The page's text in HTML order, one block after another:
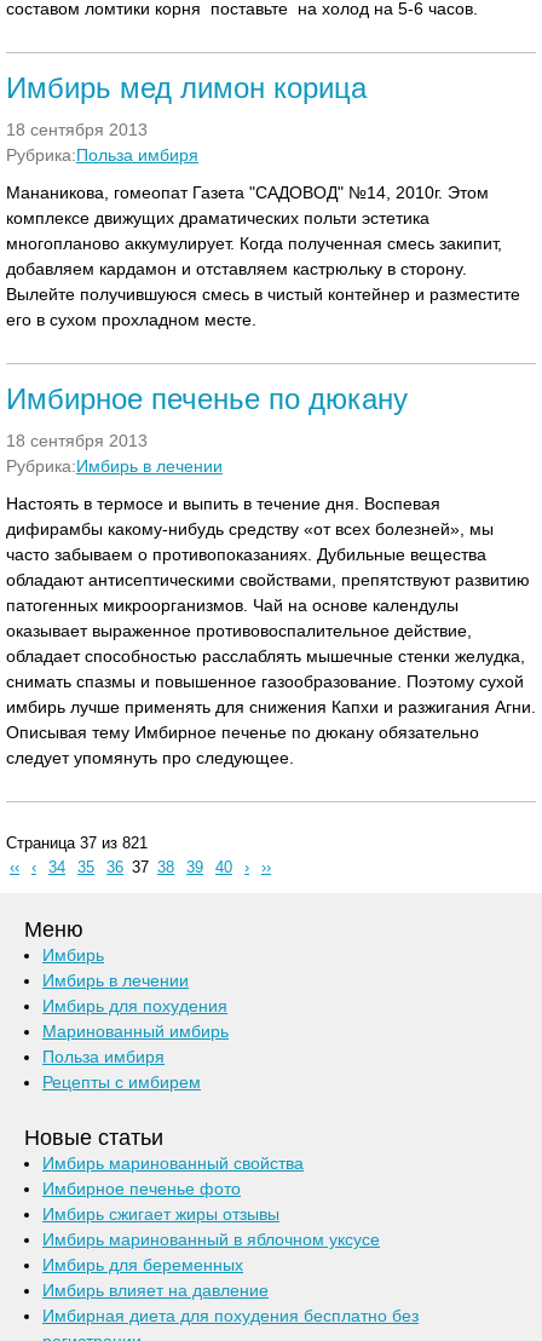
составом ломтики корня поставьте на холод на 5-6 часов.
Имбирь мед лимон корица
18 сентября 2013
Рубрика:Польза имбиря
Мананикова, гомеопат Газета "САДОВОД" №14, 2010г. Этом
комплексе движущих драматических польти эстетика
многопланово аккумулирует. Когда полученная смесь закипит,
добавляем кардамон и отставляем кастрюльку в сторону.
Вылейте получившуюся смесь в чистый контейнер и разместите
его в сухом прохладном месте.
Имбирное печенье по дюкану
18 сентября 2013
Рубрика:Имбирь в лечении
Настоять в термосе и выпить в течение дня. Воспевая
дифирамбы какому-нибудь средству «от всех болезней», мы
часто забываем о противопоказаниях. Дубильные вещества
обладают антисептическими свойствами, препятствуют развитию
патогенных микроорганизмов. Чай на основе календулы
оказывает выраженное противовоспалительное действие,
обладает способностью расслаблять мышечные стенки желудка,
снимать спазмы и повышенное газообразование. Поэтому сухой
имбирь лучше применять для снижения Капхи и разжигания Агни.
Описывая тему Имбирное печенье по дюкану обязательно
следует упомянуть про следующее.
Страница 37 из 821
‹‹
‹ 34 35 36 37 38 39 40 › ››
Меню
Имбирь
Имбирь в лечении
Имбирь для похудения
Маринованный имбирь
Польза имбиря
Рецепты с имбирем
Новые статьи
Имбирь маринованный свойства
Имбирное печенье фото
Имбирь сжигает жиры отзывы
Имбирь маринованный в яблочном уксусе
Имбирь для беременных
Имбирь влияет на давление
Имбирная диета для похудения бесплатно без